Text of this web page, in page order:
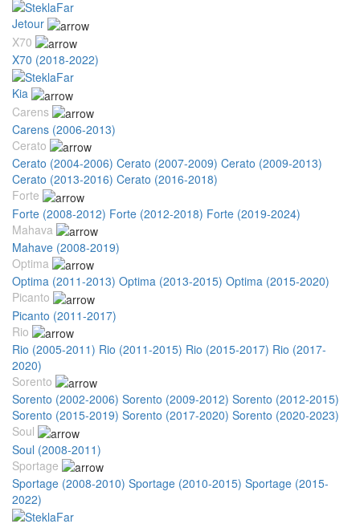
Jetour
X70
X70 (2018-2022)
Kia
Carens
Carens (2006-2013)
Cerato
Cerato (2004-2006) Cerato (2007-2009) Cerato (2009-2013)
Cerato (2013-2016) Cerato (2016-2018)
Forte
Forte (2008-2012) Forte (2012-2018) Forte (2019-2024)
Mahava
Mahave (2008-2019)
Optima
Optima (2011-2013) Optima (2013-2015) Optima (2015-2020)
Picanto
Picanto (2011-2017)
Rio
Rio (2005-2011) Rio (2011-2015) Rio (2015-2017) Rio (2017-
2020)
Sorento
Sorento (2002-2006) Sorento (2009-2012) Sorento (2012-2015)
Sorento (2015-2019) Sorento (2017-2020) Sorento (2020-2023)
Soul
Soul (2008-2011)
Sportage
Sportage (2008-2010) Sportage (2010-2015) Sportage (2015-
2022)